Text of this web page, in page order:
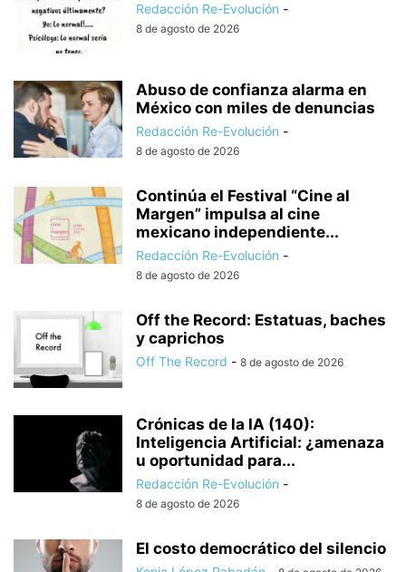
Redacción Re-Evolución -
8 de agosto de 2026
Abuso de confianza alarma en
México con miles de denuncias
Redacción Re-Evolución -
8 de agosto de 2026
Continúa el Festival “Cine al
Margen” impulsa al cine
mexicano independiente...
Redacción Re-Evolución -
8 de agosto de 2026
Off the Record: Estatuas, baches
y caprichos
Off The Record - 8 de agosto de 2026
Crónicas de la IA (140):
Inteligencia Artificial: ¿amenaza
u oportunidad para...
Redacción Re-Evolución -
8 de agosto de 2026
El costo democrático del silencio